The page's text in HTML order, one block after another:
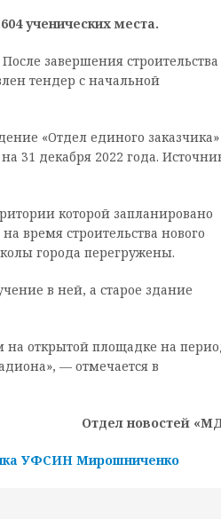
ученических места.
завершения строительства
тендер с начальной
«Отдел единого заказчика»
31 декабря 2022 года.
которой запланировано
время строительства нового
города перегружены.
в ней, а старое здание
на открытой площадке на
— отмечается в
Отдел новостей
УФСИН Мирошниченко